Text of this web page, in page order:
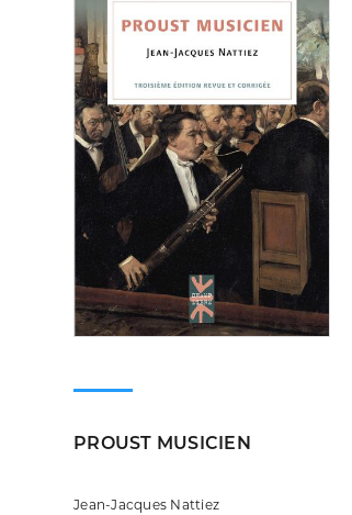
PROUST MUSICIEN
Jean-Jacques Nattiez